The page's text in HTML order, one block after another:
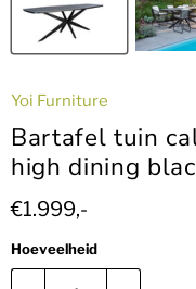
Yoi Furniture
Bartafel tuin
high dining
Huidige prijs
€1.999,-
Hoeveelheid